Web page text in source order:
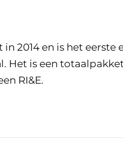
in 2014 en is het
Het is een
RI&E.